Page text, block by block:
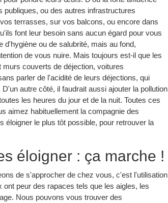
ou des autres infrastructures
terrasses, sur vos balcons, ou encore dans
font leur besoin sans aucun égard pour vous
d'hygiène ou de salubrité, mais au fond,
de vous nuire. Mais toujours est-il que les
couverts de déjection, voitures
parler de l'acidité de leurs déjections, qui
autre côté, il faudrait aussi ajouter la pollution
les heures du jour et de la nuit. Toutes ces
aimez habituellement la compagnie des
le plus tôt possible, pour retrouver la
éloigner : ça marche !
de s'approcher de chez vous, c'est l'utilisation
ont peur des rapaces tels que les aigles, les
Nous pouvons vous trouver des